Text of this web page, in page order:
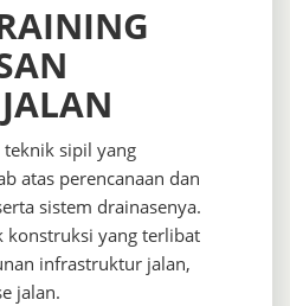
sipil yang
atas perencanaan dan
sistem drainasenya.
konstruksi yang terlibat
infrastruktur jalan,
jalan.